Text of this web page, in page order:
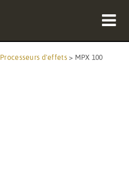
Processeurs d'effets> MPX 100